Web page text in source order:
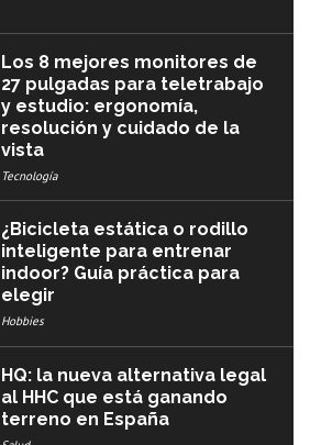
Los 8 mejores monitores de
27 pulgadas para teletrabajo
y estudio: ergonomía,
resolución y cuidado de la
vista
Tecnología
¿Bicicleta estática o rodillo
inteligente para entrenar
indoor? Guía práctica para
elegir
Hobbies
HQ: la nueva alternativa legal
al HHC que está ganando
terreno en España